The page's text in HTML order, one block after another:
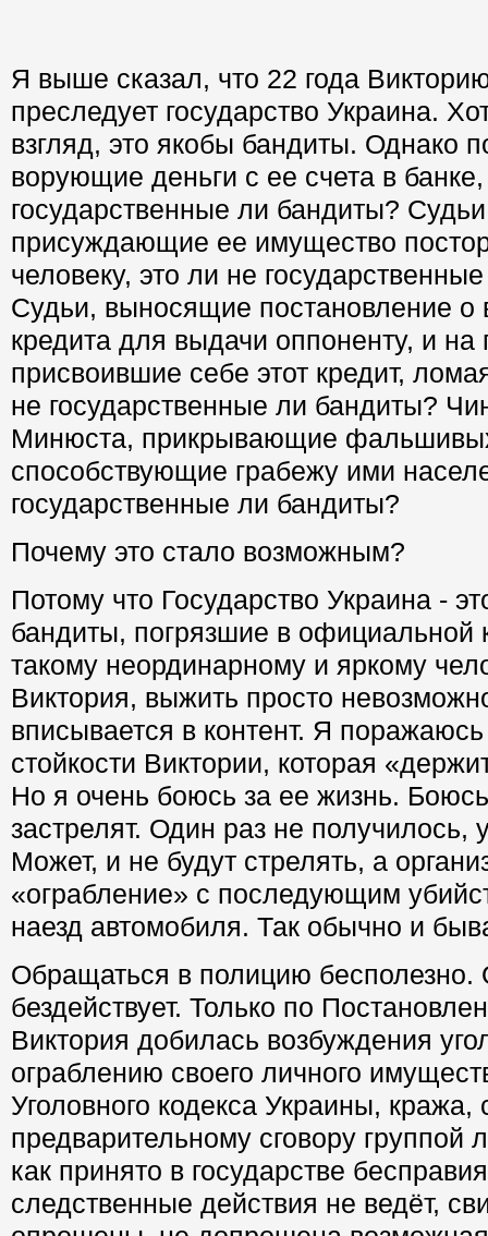
Я выше сказал, что 22 года
преследует государство Украина.
взгляд, это якобы бандиты. Однако
ворующие деньги с ее счета в банке,
государственные ли бандиты?
присуждающие ее имущество
человеку, это ли не
Судьи, выносящие постановление о
кредита для выдачи оппоненту, и на
присвоившие себе этот кредит,
не государственные ли бандиты?
Минюста, прикрывающие фальшивых
способствующие грабежу ими
государственные ли бандиты?
Почему это стало возможным?
Потому что Государство Украина -
бандиты, погрязшие в официальной
такому неординарному и яркому
Виктория, выжить просто
вписывается в контент. Я
стойкости Виктории, которая
Но я очень боюсь за ее жизнь.
застрелят. Один раз не получилось,
Может, и не будут стрелять, а
«ограбление» с последующим
наезд автомобиля. Так обычно и
Обращаться в полицию бесполезно.
бездействует. Только по
Виктория добилась возбуждения
ограблению своего личного
Уголовного кодекса Украины,
предварительному сговору группой
как принято в государстве
следственные действия не ведёт,